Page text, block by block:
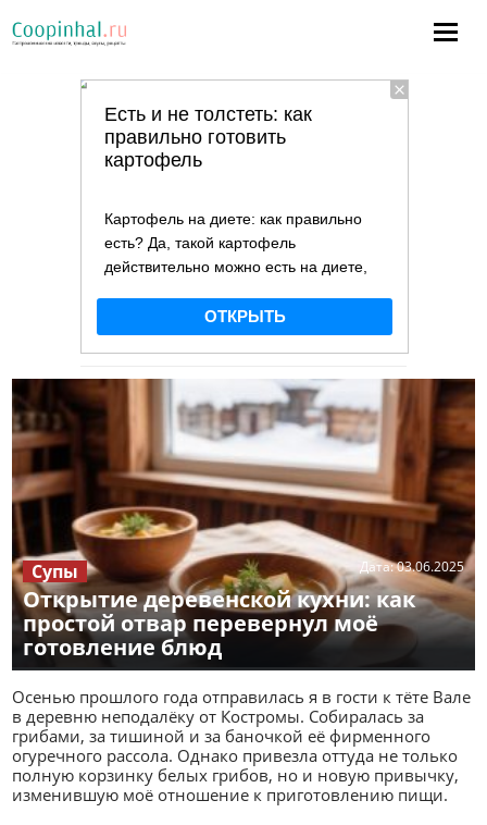
Открытие деревенской кухни: как
простой отвар перевернул моё
готовление блюд
Дата:03.06.2025
Супы
Осенью прошлого года отправилась я в гости к тёте Вале
в деревню неподалёку от Костромы. Собиралась за
грибами, за тишиной и за баночкой её фирменного
огуречного рассола. Однако привезла оттуда не только
полную корзинку белых грибов, но и новую привычку,
изменившую моё отношение к приготовлению пищи.